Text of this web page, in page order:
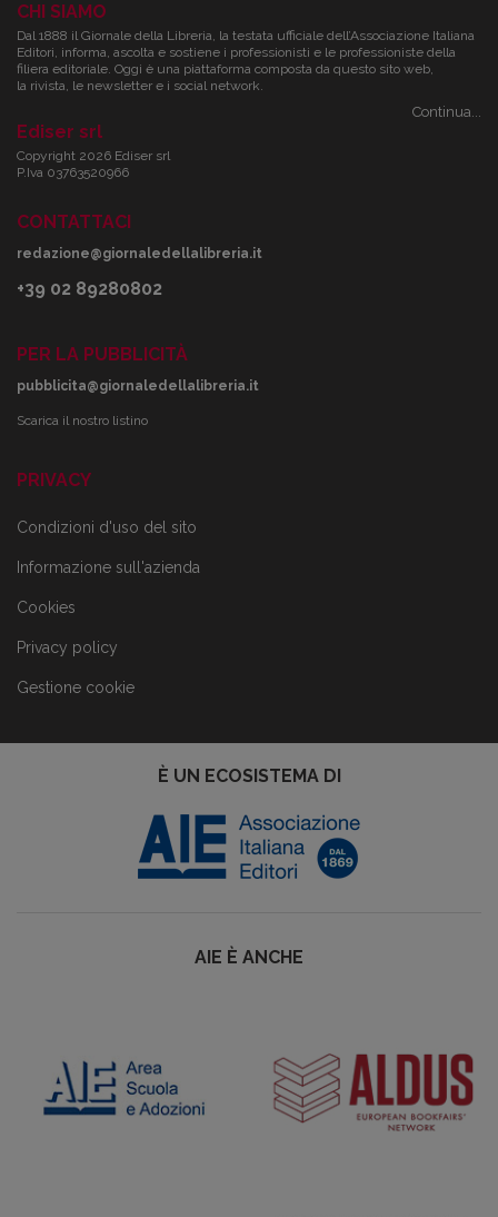
CHI SIAMO
Dal 1888 il Giornale della Libreria, la testata ufficiale dell’Associazione Italiana
Editori, informa, ascolta e sostiene i professionisti e le professioniste della
filiera editoriale. Oggi è una piattaforma composta da questo sito web,
la rivista, le newsletter e i social network.
Continua...
Ediser srl
Copyright 2026 Ediser srl
P.Iva 03763520966
CONTATTACI
redazione@giornaledellalibreria.it
+39 02 89280802
PER LA PUBBLICITÀ
pubblicita@giornaledellalibreria.it
Scarica il nostro listino
PRIVACY
Condizioni d'uso del sito
Informazione sull'azienda
Cookies
Privacy policy
Gestione cookie
È UN ECOSISTEMA DI
AIE È ANCHE